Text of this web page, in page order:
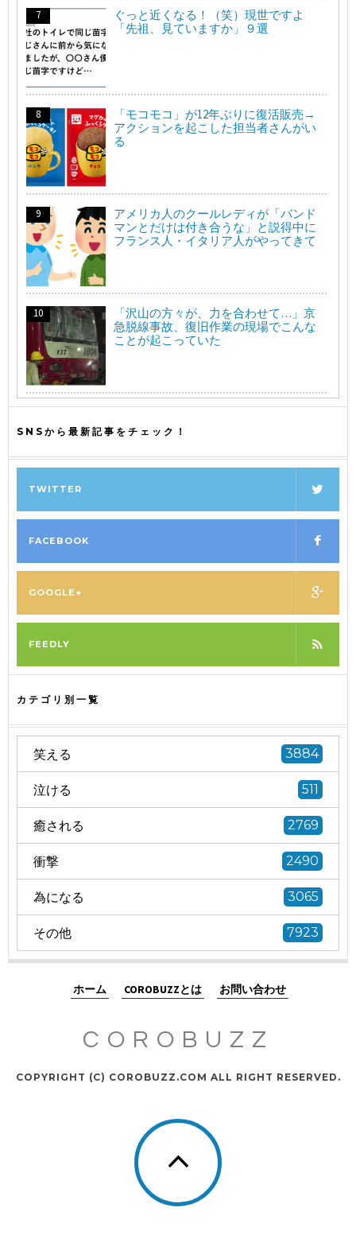
ぐっと近くなる！（笑）現世ですよ
「先祖、見ていますか」９選
「モコモコ」が12年ぶりに復活販売→
アクションを起こした担当者さんがい
る
アメリカ人のクールレディが「バンド
マンとだけは付き合うな」と説得中に
フランス人・イタリア人がやってきて
「沢山の方々が、力を合わせて…」京
急脱線事故、復旧作業の現場でこんな
ことが起こっていた
SNSから最新記事をチェック！
TWITTER
FACEBOOK
GOOGLE+
FEEDLY
カテゴリ別一覧
笑える 3884
泣ける 511
癒される 2769
衝撃 2490
為になる 3065
その他 7923
ホーム COROBUZZとは お問い合わせ
COROBUZZ
COPYRIGHT (C) COROBUZZ.COM ALL RIGHT RESERVED.